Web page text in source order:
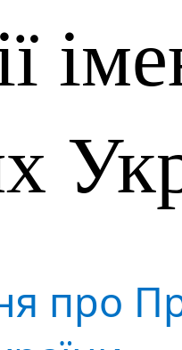
про